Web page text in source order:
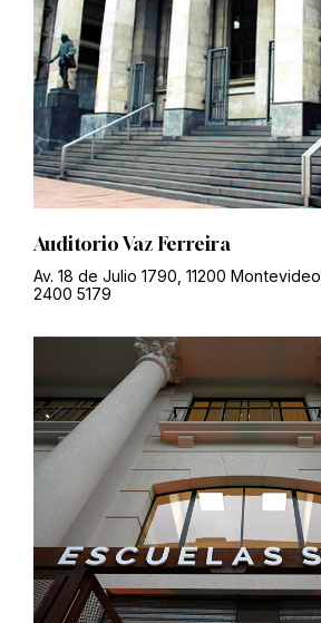
Auditorio Vaz Ferreira
Av. 18 de Julio 1790, 11200 Montevideo
2400 5179